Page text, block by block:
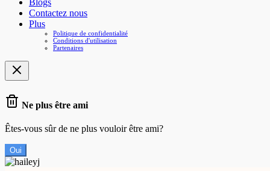
Blogs
Contactez nous
Plus
Politique de confidentialité
Conditions d'utilisation
Partenaires
Ne plus être ami
Êtes-vous sûr de ne plus vouloir être ami?
Oui